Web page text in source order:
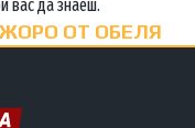
вас да знаеш.
ЖОРО ОТ ОБЕЛЯ